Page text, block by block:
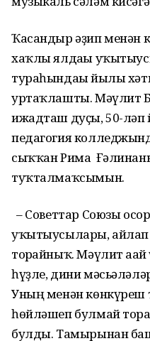
Ҡасандыр әҙип менән
хаҡлы ялдағы
тураһындағы йылы
уртаҡлашты. Мәүлит
ижадташ дуҫы, 50-ләп
педагогия
сыҡҡан Рима
туҡталмаҡсымын.
– Советтар Союзы
уҡытыусылары, айлап
торғайныҡ. Мәүлит
һүҙле, дини
Уның менән
һөйләшеп булмай
булды. Тамырынан